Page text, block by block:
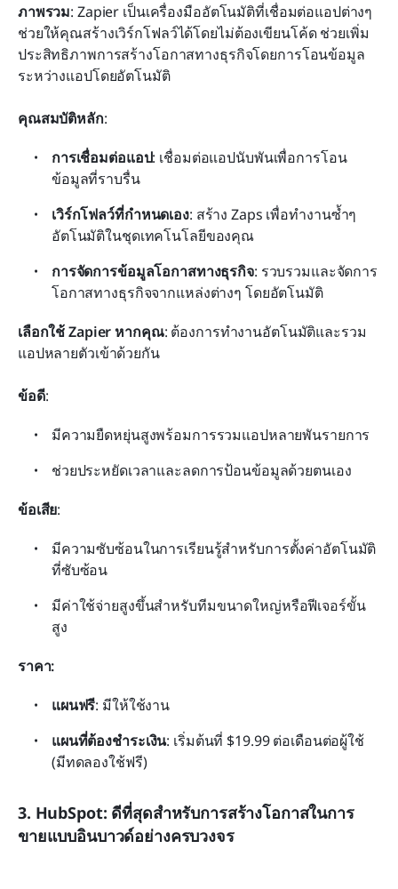
ภาพรวม: Zapier เป็นเครื่องมืออัตโนมัติที่เชื่อมต่อแอปต่างๆ
ช่วยให้คุณสร้างเวิร์กโฟลว์ได้โดยไม่ต้องเขียนโค้ด ช่วยเพิ่ม
ประสิทธิภาพการสร้างโอกาสทางธุรกิจโดยการโอนข้อมูล
ระหว่างแอปโดยอัตโนมัติ
คุณสมบัติหลัก:
การเชื่อมต่อแอป: เชื่อมต่อแอปนับพันเพื่อการโอน
ข้อมูลที่ราบรื่น
เวิร์กโฟลว์ที่กำหนดเอง: สร้าง Zaps เพื่อทำงานซ้ำๆ
อัตโนมัติในชุดเทคโนโลยีของคุณ
การจัดการข้อมูลโอกาสทางธุรกิจ: รวบรวมและจัดการ
โอกาสทางธุรกิจจากแหล่งต่างๆ โดยอัตโนมัติ
เลือกใช้ Zapier หากคุณ: ต้องการทำงานอัตโนมัติและรวม
แอปหลายตัวเข้าด้วยกัน
ข้อดี:
มีความยืดหยุ่นสูงพร้อมการรวมแอปหลายพันรายการ
ช่วยประหยัดเวลาและลดการป้อนข้อมูลด้วยตนเอง
ข้อเสีย:
มีความซับซ้อนในการเรียนรู้สำหรับการตั้งค่าอัตโนมัติ
ที่ซับซ้อน
มีค่าใช้จ่ายสูงขึ้นสำหรับทีมขนาดใหญ่หรือฟีเจอร์ขั้น
สูง
ราคา:
แผนฟรี: มีให้ใช้งาน
แผนที่ต้องชำระเงิน: เริ่มต้นที่ $19.99 ต่อเดือนต่อผู้ใช้
(มีทดลองใช้ฟรี)
3. HubSpot: ดีที่สุดสำหรับการสร้างโอกาสในการ
ขายแบบอินบาวด์อย่างครบวงจร